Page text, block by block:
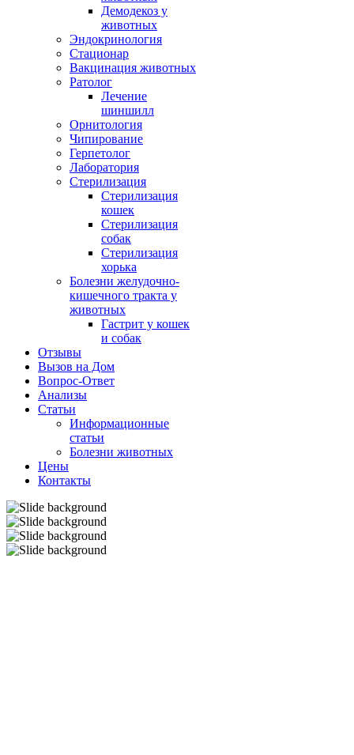
Демодекоз у
животных
Эндокринология
Стационар
Вакцинация животных
Ратолог
Лечение
шиншилл
Орнитология
Чипирование
Герпетолог
Лаборатория
Стерилизация
Стерилизация
кошек
Стерилизация
собак
Стерилизация
хорька
Болезни желудочно-
кишечного тракта у
животных
Гастрит у кошек
и собак
Отзывы
Вызов на Дом
Вопрос-Ответ
Анализы
Cтатьи
Информационные
статьи
Болезни животных
Цены
Контакты